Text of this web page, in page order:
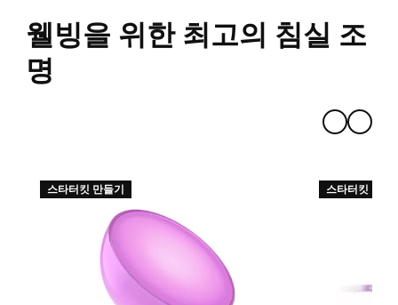
웰빙을 위한 최고의 침실 조
명
스타터킷 만들기 스타터킷 만들